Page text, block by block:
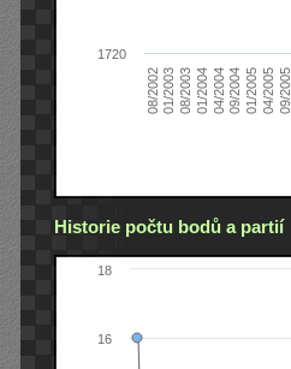
08/200201/200308/200301/200404/200409/200401/200504/200509/2005
1720
Historie počtu bodů a partií
16
18